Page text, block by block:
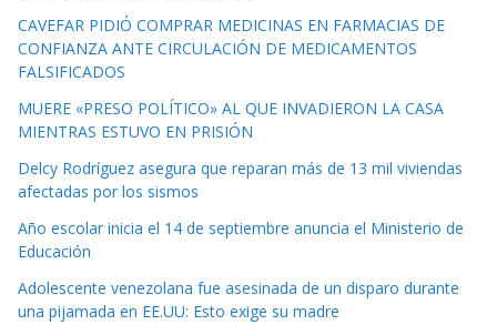
CAVEFAR PIDIÓ COMPRAR MEDICINAS EN FARMACIAS DE
CONFIANZA ANTE CIRCULACIÓN DE MEDICAMENTOS
FALSIFICADOS
MUERE «PRESO POLÍTICO» AL QUE INVADIERON LA CASA
MIENTRAS ESTUVO EN PRISIÓN
Delcy Rodríguez asegura que reparan más de 13 mil viviendas
afectadas por los sismos
Año escolar inicia el 14 de septiembre anuncia el Ministerio de
Educación
Adolescente venezolana fue asesinada de un disparo durante
una pijamada en EE.UU: Esto exige su madre